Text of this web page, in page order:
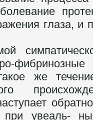
глаза, и
фибринозные
же
увеаль-